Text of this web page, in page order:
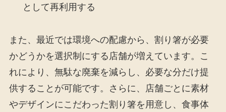
として再利用する
また、最近では環境への配慮から、割り箸が必要
かどうかを選択制にする店舗が増えています。こ
れにより、無駄な廃棄を減らし、必要な分だけ提
供することが可能です。さらに、店舗ごとに素材
やデザインにこだわった割り箸を用意し、食事体